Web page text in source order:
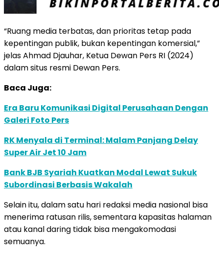
“Ruang media terbatas, dan prioritas tetap pada
kepentingan publik, bukan kepentingan komersial,”
jelas Ahmad Djauhar, Ketua Dewan Pers RI (2024)
dalam situs resmi Dewan Pers.
Baca Juga:
Era Baru Komunikasi Digital Perusahaan Dengan
Galeri Foto Pers
RK Menyala di Terminal: Malam Panjang Delay
Super Air Jet 10 Jam
Bank BJB Syariah Kuatkan Modal Lewat Sukuk
Subordinasi Berbasis Wakalah
Selain itu, dalam satu hari redaksi media nasional bisa
menerima ratusan rilis, sementara kapasitas halaman
atau kanal daring tidak bisa mengakomodasi
semuanya.